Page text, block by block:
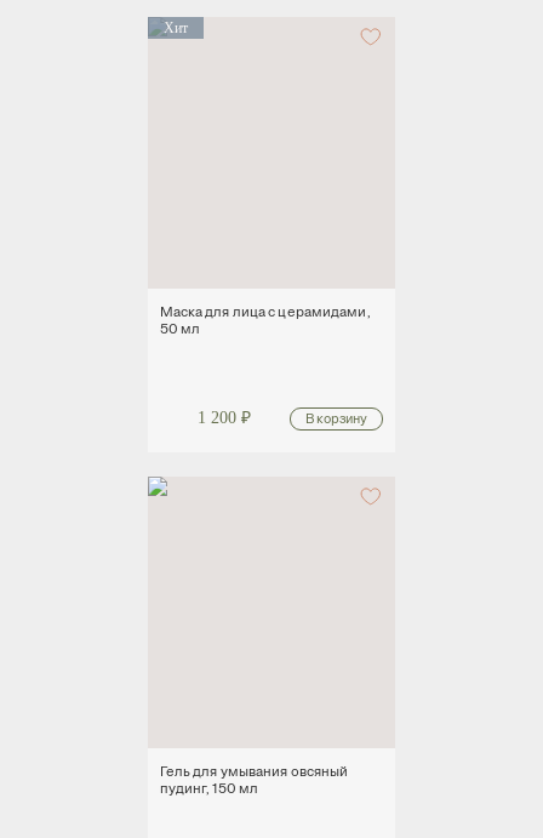
Хит
Маска для лица с церамидами,
50 мл
1 200 ₽
Гель для умывания овсяный
пудинг, 150 мл